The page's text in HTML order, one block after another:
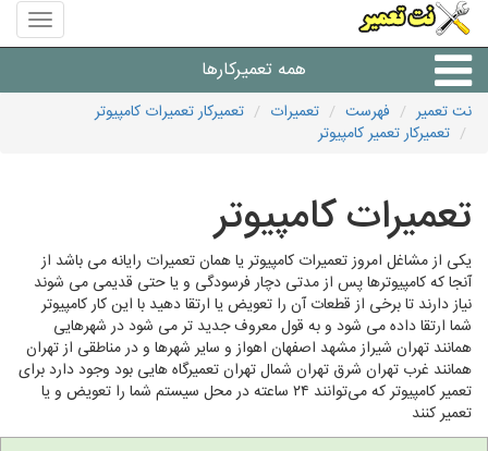
منوی
سایت
تعمیر
همه تعمیرکارها
شرکت های تعمیرات لوازم
نت تعمیر فهرست تعمیرات
تعمیرکار تعمیرات کامپیوتر
تعمیرکار تعمیر کامپیوتر
تعمیرات کامپیوتر
یکی از مشاغل امروز تعمیرات کامپیوتر یا همان تعمیرات رایانه می باشد از
آنجا که کامپیوترها پس از مدتی دچار فرسودگی و یا حتی قدیمی می شوند
نیاز دارند تا برخی از قطعات آن را تعویض یا ارتقا دهید با این کار کامپیوتر
شما ارتقا داده می شود و به قول معروف جدید تر می شود در شهرهایی
همانند تهران شیراز مشهد اصفهان اهواز و سایر شهرها و در مناطقی از تهران
همانند غرب تهران شرق تهران شمال تهران تعمیرگاه هایی بود وجود دارد برای
تعمیر کامپیوتر که می‌توانند ۲۴ ساعته در محل سیستم شما را تعویض و یا
تعمیر کنند